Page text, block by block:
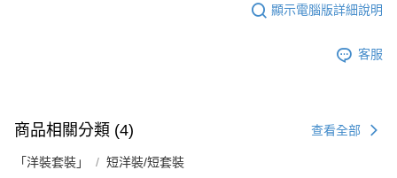
顯示電腦版詳細說明
客服
商品相關分類 (4) 查看全部
「洋裝套裝」 短洋裝/短套裝